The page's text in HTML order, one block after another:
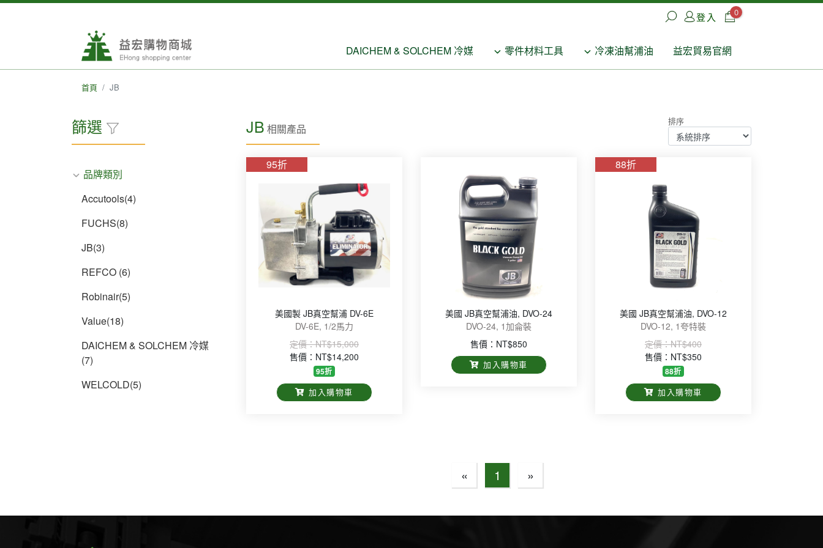
登入 0
DAICHEM & SOLCHEM 冷媒 零件材料工具 冷凍油幫浦油 益宏貿易官網
首頁 JB
篩選
品牌類別
Accutools(4)
FUCHS(8)
JB(3)
REFCO (6)
Robinair(5)
Value(18)
DAICHEM & SOLCHEM 冷媒
(7)
WELCOLD(5)
JB 相關產品
排序
95折
美國製 JB真空幫浦 DV-6E
DV-6E, 1/2馬力
定價：NT$15,000
售價：NT$14,200
95折
加入購物車
美國 JB真空幫浦油, DVO-24
DVO-24, 1加侖裝
售價：NT$850
加入購物車
88折
美國 JB真空幫浦油, DVO-12
DVO-12, 1夸特裝
定價：NT$400
售價：NT$350
88折
加入購物車
« 1 »